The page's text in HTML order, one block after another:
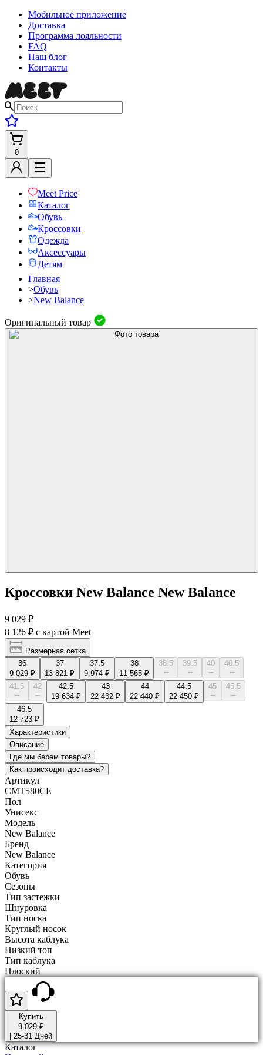
Мобильное приложение
Доставка
Программа лояльности
FAQ
Наш блог
Контакты
0
Meet Price
Каталог
Обувь
Кроссовки
Одежда
Аксессуары
Детям
Главная
>Обувь
>New Balance
Оригинальный товар
Кроссовки New Balance New Balance
9 029 ₽
8 126 ₽ с картой Meet
Размерная сетка
36
9 029 ₽
37
13 821 ₽
37.5
9 974 ₽
38
11 565 ₽
38.5
--
39.5
--
40
--
40.5
--
41.5
--
42
--
42.5
19 634 ₽
43
22 432 ₽
44
22 440 ₽
44.5
22 450 ₽
45
--
45.5
--
46.5
12 723 ₽
Характеристики
Описание
Где мы берем товары?
Как происходит доставка?
Артикул
CMT580CE
Пол
Унисекс
Модель
New Balance
Бренд
New Balance
Категория
Обувь
Сезоны
Тип застежки
Шнуровка
Тип носка
Круглый носок
Высота каблука
Низкий топ
Тип каблука
Плоский
Купить
9 029 ₽
25-31 Дней
Каталог